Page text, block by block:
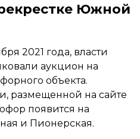
Южной
2021 года, власти
аукцион на
объекта.
размещенной на сайте
появится на
и Пионерская.